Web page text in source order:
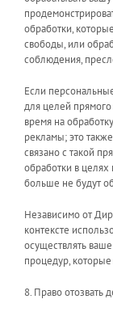
обработки,
свободы, или
соблюдения,
Если
для целей
время на
рекламы; это
связано с такой
обработки в
больше не будут
Независимо от
контексте
осуществлять
процедур,
8. Право отозвать